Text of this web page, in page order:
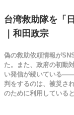
台湾救助隊を「
｜和田政宗
偽の救助依頼情報が
た。また、政府の初動
い発信が続いている
判をするのは、被災さ
のために利用している